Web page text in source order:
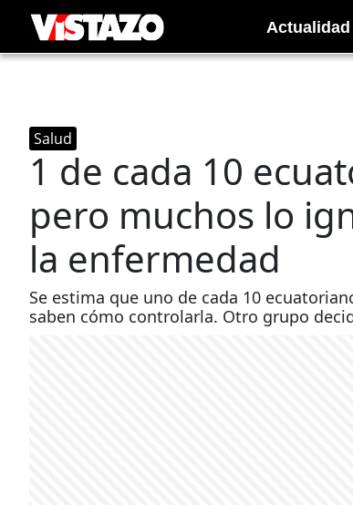
Actualidad
Salud
1 de cada 10
pero muchos lo
la enfermedad
Se estima que uno de cada 10
saben cómo controlarla. Otro grupo